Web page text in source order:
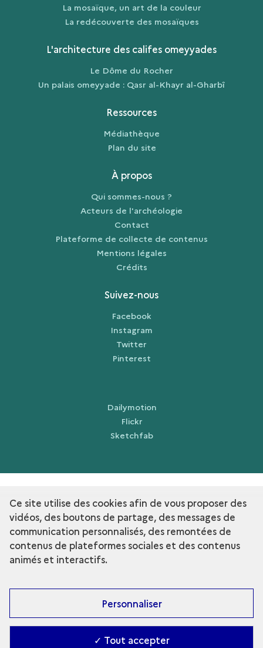
La mosaïque, un art de la couleur
La redécouverte des mosaïques
L'architecture des califes omeyyades
Le Dôme du Rocher
Un palais omeyyade : Qasr al-Khayr al-Gharbî
Ressources
Médiathèque
Plan du site
À propos
Qui sommes-nous ?
Acteurs de l'archéologie
Contact
Plateforme de collecte de contenus
Mentions légales
Crédits
Suivez-nous
Facebook
Instagram
Twitter
Pinterest
Dailymotion
Flickr
Sketchfab
Découvrir la collection
Ce site utilise des cookies afin de vous proposer des
vidéos, des boutons de partage, des messages de
communication personnalisés, des remontées de
contenus de plateformes sociales et des contenus
animés et interactifs.
Personnaliser
✓ Tout accepter